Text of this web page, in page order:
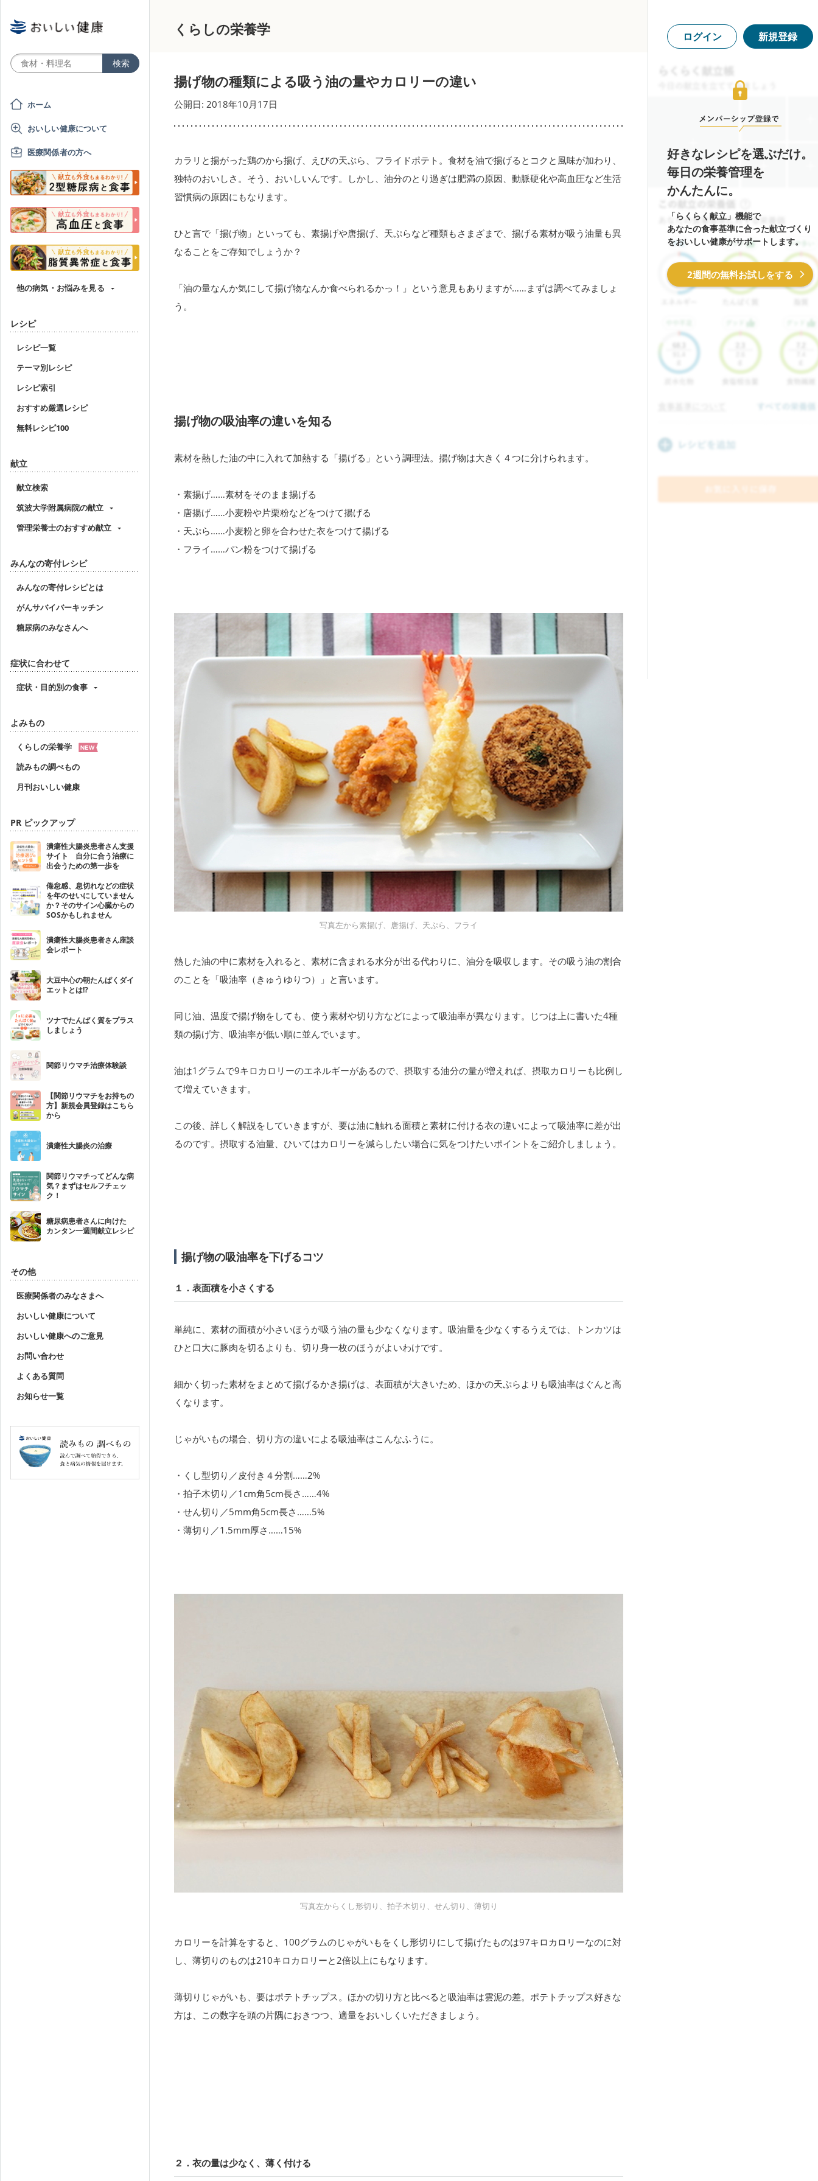
ホーム
おいしい健康について
医療関係者の方へ
他の病気・お悩みを見る
レシピ
レシピ一覧
テーマ別レシピ
レシピ索引
おすすめ厳選レシピ
無料レシピ100
献立
献立検索
筑波大学附属病院の献立
管理栄養士のおすすめ献立
みんなの寄付レシピ
みんなの寄付レシピとは
がんサバイバーキッチン
糖尿病のみなさんへ
症状に合わせて
症状・目的別の食事
よみもの
くらしの栄養学
読みもの調べもの
月刊おいしい健康
PR ピックアップ
潰瘍性大腸炎患者さん支援
サイト 自分に合う治療に
出会うための第一歩を
倦怠感、息切れなどの症状
を年のせいにしていません
か？そのサイン心臓からの
SOSかもしれません
潰瘍性大腸炎患者さん座談
会レポート
大豆中心の朝たんぱくダイ
エットとは!?
ツナでたんぱく質をプラス
しましょう
関節リウマチ治療体験談
【関節リウマチをお持ちの
方】新規会員登録はこちら
から
潰瘍性大腸炎の治療
関節リウマチってどんな病
気？まずはセルフチェッ
ク！
糖尿病患者さんに向けた
カンタン一週間献立レシピ
その他
医療関係者のみなさまへ
おいしい健康について
おいしい健康へのご意見
お問い合わせ
よくある質問
お知らせ一覧
くらしの栄養学
揚げ物の種類による吸う油の量やカロリーの違い
公開日: 2018年10月17日
カラリと揚がった鶏のから揚げ、えびの天ぷら、フライドポテト。食材を油で揚げるとコクと風味が加わり、
独特のおいしさ。そう、おいしいんです。しかし、油分のとり過ぎは肥満の原因、動脈硬化や高血圧など生活
習慣病の原因にもなります。
ひと言で「揚げ物」といっても、素揚げや唐揚げ、天ぷらなど種類もさまざまで、揚げる素材が吸う油量も異
なることをご存知でしょうか？
「油の量なんか気にして揚げ物なんか食べられるかっ！」という意見もありますが……まずは調べてみましょ
う。
揚げ物の吸油率の違いを知る
素材を熱した油の中に入れて加熱する「揚げる」という調理法。揚げ物は大きく４つに分けられます。
素揚げ……素材をそのまま揚げる
唐揚げ……小麦粉や片栗粉などをつけて揚げる
天ぷら……小麦粉と卵を合わせた衣をつけて揚げる
フライ……パン粉をつけて揚げる
写真左から素揚げ、唐揚げ、天ぷら、フライ
熱した油の中に素材を入れると、素材に含まれる水分が出る代わりに、油分を吸収します。その吸う油の割合
のことを「吸油率（きゅうゆりつ）」と言います。
同じ油、温度で揚げ物をしても、使う素材や切り方などによって吸油率が異なります。じつは上に書いた4種
類の揚げ方、吸油率が低い順に並んでいます。
油は1グラムで9キロカロリーのエネルギーがあるので、摂取する油分の量が増えれば、摂取カロリーも比例し
て増えていきます。
この後、詳しく解説をしていきますが、要は油に触れる面積と素材に付ける衣の違いによって吸油率に差が出
るのです。摂取する油量、ひいてはカロリーを減らしたい場合に気をつけたいポイントをご紹介しましょう。
揚げ物の吸油率を下げるコツ
１．表面積を小さくする
単純に、素材の面積が小さいほうが吸う油の量も少なくなります。吸油量を少なくするうえでは、トンカツは
ひと口大に豚肉を切るよりも、切り身一枚のほうがよいわけです。
細かく切った素材をまとめて揚げるかき揚げは、表面積が大きいため、ほかの天ぷらよりも吸油率はぐんと高
くなります。
じゃがいもの場合、切り方の違いによる吸油率はこんなふうに。
くし型切り／皮付き４分割……2%
拍子木切り／1cm角5cm長さ……4%
せん切り／5mm角5cm長さ……5%
薄切り／1.5mm厚さ……15%
写真左からくし形切り、拍子木切り、せん切り、薄切り
カロリーを計算をすると、100グラムのじゃがいもをくし形切りにして揚げたものは97キロカロリーなのに対
し、薄切りのものは210キロカロリーと2倍以上にもなります。
薄切りじゃがいも、要はポテトチップス。ほかの切り方と比べると吸油率は雲泥の差。ポテトチップス好きな
方は、この数字を頭の片隅におきつつ、適量をおいしくいただきましょう。
２．衣の量は少なく、薄く付ける
ログイン 新規登録
好きなレシピを選ぶだけ。
毎日の栄養管理を
かんたんに。
「らくらく献立」機能で
あなたの食事基準に合った献立づくり
をおいしい健康がサポートします。
2週間の無料お試しをする